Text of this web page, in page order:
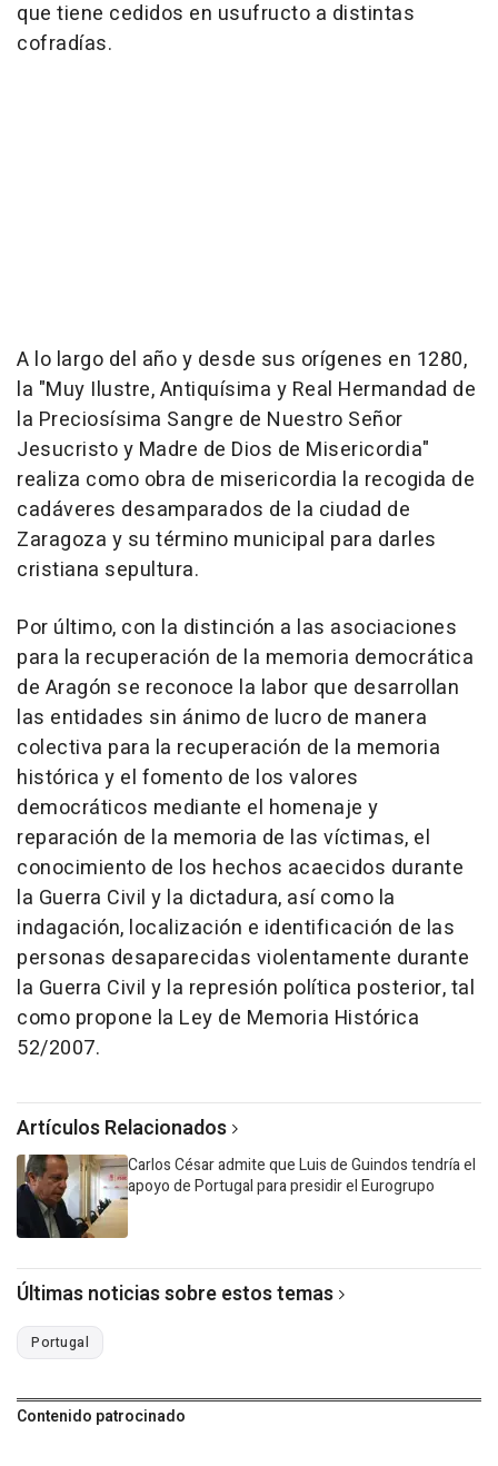
que tiene cedidos en usufructo a distintas
cofradías.
A lo largo del año y desde sus orígenes en 1280,
la "Muy Ilustre, Antiquísima y Real Hermandad de
la Preciosísima Sangre de Nuestro Señor
Jesucristo y Madre de Dios de Misericordia"
realiza como obra de misericordia la recogida de
cadáveres desamparados de la ciudad de
Zaragoza y su término municipal para darles
cristiana sepultura.
Por último, con la distinción a las asociaciones
para la recuperación de la memoria democrática
de Aragón se reconoce la labor que desarrollan
las entidades sin ánimo de lucro de manera
colectiva para la recuperación de la memoria
histórica y el fomento de los valores
democráticos mediante el homenaje y
reparación de la memoria de las víctimas, el
conocimiento de los hechos acaecidos durante
la Guerra Civil y la dictadura, así como la
indagación, localización e identificación de las
personas desaparecidas violentamente durante
la Guerra Civil y la represión política posterior, tal
como propone la Ley de Memoria Histórica
52/2007.
Artículos Relacionados
Carlos César admite que Luis de Guindos tendría el
apoyo de Portugal para presidir el Eurogrupo
Últimas noticias sobre estos temas
Portugal
Contenido patrocinado